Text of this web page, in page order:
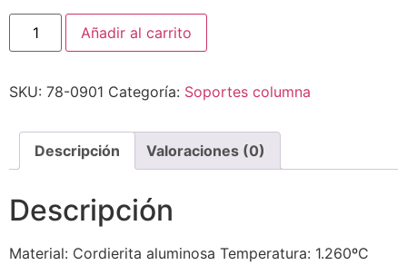
Añadir al carrito
SKU: 78-0901 Categoría: Soportes columna
Descripción Valoraciones (0)
Descripción
Material: Cordierita aluminosa Temperatura: 1.260ºC